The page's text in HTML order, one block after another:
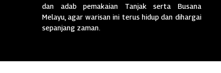
dan adab pemakaian Tanjak serta Busana
Melayu, agar warisan ini terus hidup dan dihargai
sepanjang zaman.